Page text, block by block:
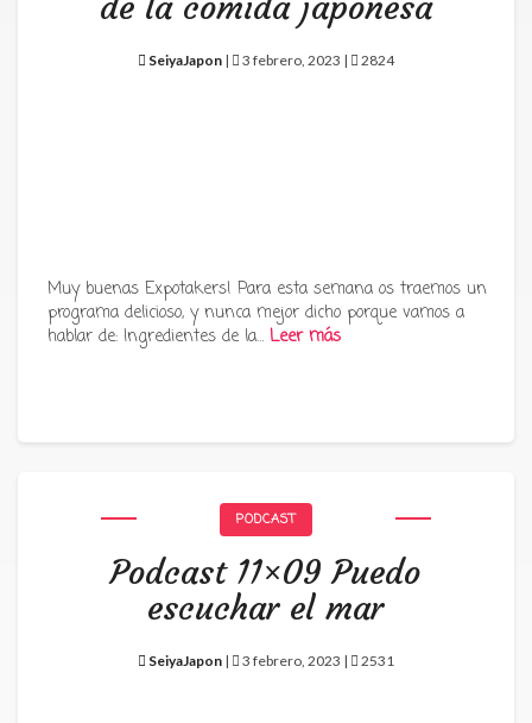
SeiyaJapon | 3 febrero, 2023 | 2824
Muy buenas Expotakers! Para esta semana os traemos un
programa delicioso, y nunca mejor dicho porque vamos a
hablar de: Ingredientes de la… Leer más
PODCAST
Podcast 11×09 Puedo
escuchar el mar
SeiyaJapon | 3 febrero, 2023 | 2531